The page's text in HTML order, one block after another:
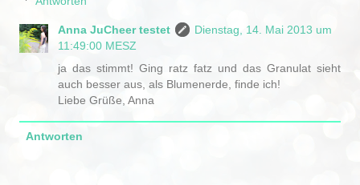
Anna JuCheer testet
Dienstag, 14. Mai 2013 um
11:49:00 MESZ
ja das stimmt! Ging ratz fatz und das Granulat sieht
auch besser aus, als Blumenerde, finde ich!
Liebe Grüße, Anna
Antworten